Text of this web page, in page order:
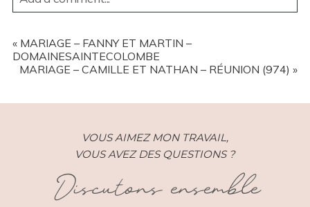
REQUIRED FIELDS ARE MARKED *
POST COMMENT
« MARIAGE – FANNY ET MARTIN –
DOMAINESAINTECOLOMBE
MARIAGE – CAMILLE ET NATHAN – RÉUNION (974) »
VOUS AIMEZ MON TRAVAIL,
VOUS AVEZ DES QUESTIONS ?
Discutons ensemble